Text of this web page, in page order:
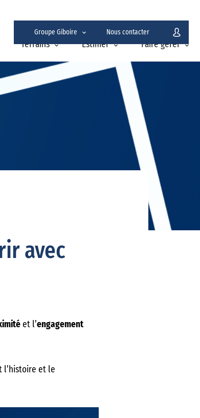
Terrains Estimer Faire gérer
Groupe Giboire Nous contacter
avec
et l’engagement
l’histoire et le